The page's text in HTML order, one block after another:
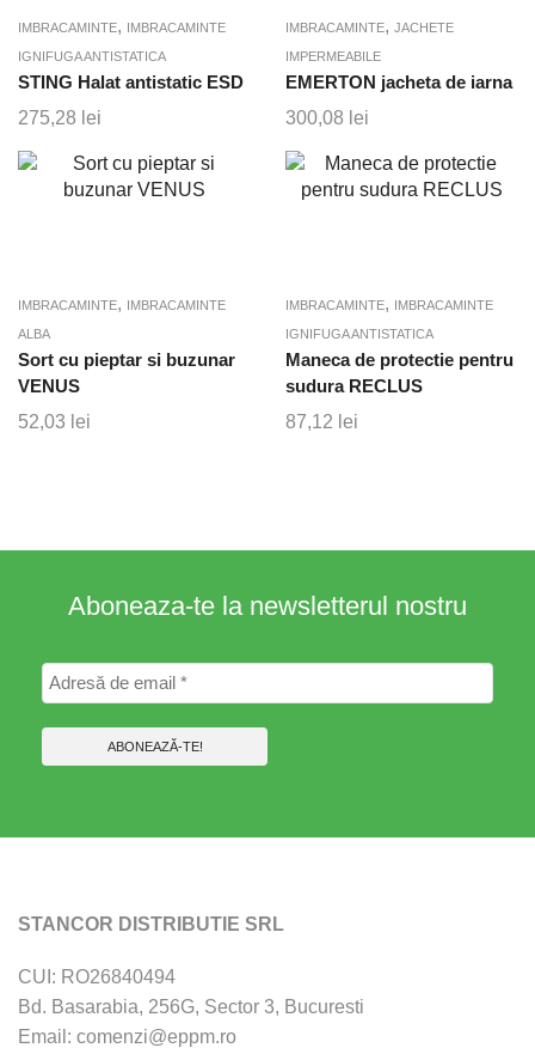
IMBRACAMINTE, IMBRACAMINTE
IGNIFUGA ANTISTATICA
STING Halat antistatic ESD
275,28 lei
IMBRACAMINTE, JACHETE
IMPERMEABILE
EMERTON jacheta de iarna
300,08 lei
IMBRACAMINTE, IMBRACAMINTE
ALBA
Sort cu pieptar si buzunar
VENUS
52,03 lei
IMBRACAMINTE, IMBRACAMINTE
IGNIFUGA ANTISTATICA
Maneca de protectie pentru
sudura RECLUS
87,12 lei
Aboneaza-te la newsletterul nostru
STANCOR DISTRIBUTIE SRL
CUI: RO26840494
Bd. Basarabia, 256G, Sector 3, Bucuresti
Email: comenzi@eppm.ro